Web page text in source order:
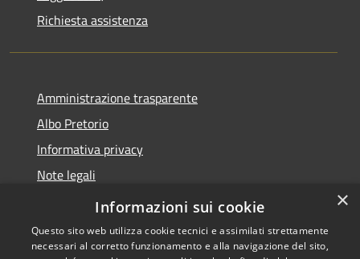
Richiesta assistenza
Amministrazione trasparente
Albo Pretorio
Informativa privacy
Note legali
Dichiarazione di accessibilità
×
Informazioni sui cookie
Questo sito web utilizza cookie tecnici e assimilati strettamente
necessari al corretto funzionamento e alla navigazione del sito,